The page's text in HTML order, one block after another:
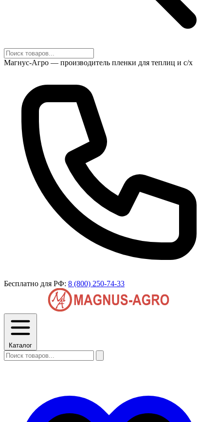
Магнус-Агро — производитель пленки для теплиц и с/х
Бесплатно для РФ: 8 (800) 250-74-33
Каталог